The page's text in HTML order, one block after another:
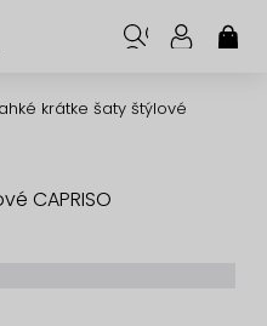
krátke šaty štýlové
CAPRISO